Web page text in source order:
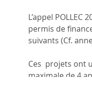
L’appel POLLEC
permis de
suivants (Cf.
Ces  projets ont
maximale de 4